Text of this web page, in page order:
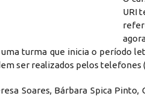
URI
turma que inicia o período
ser realizados pelos telefones
Soares, Bárbara Spica Pinto,